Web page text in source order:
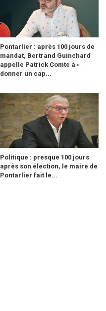
Pontarlier : après 100 jours de
mandat, Bertrand Guinchard
appelle Patrick Comte à «
donner un cap...
Politique : presque 100 jours
après son élection, le maire de
Pontarlier fait le...